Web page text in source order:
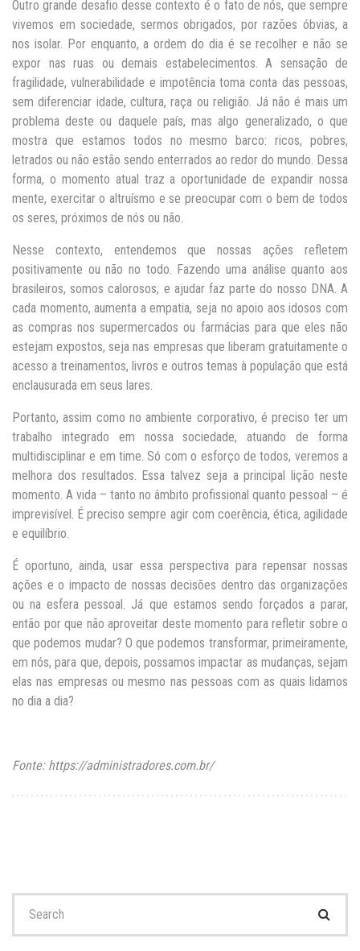
Outro grande desafio desse contexto é o fato de nós, que sempre
vivemos em sociedade, sermos obrigados, por razões óbvias, a
nos isolar. Por enquanto, a ordem do dia é se recolher e não se
expor nas ruas ou demais estabelecimentos. A sensação de
fragilidade, vulnerabilidade e impotência toma conta das pessoas,
sem diferenciar idade, cultura, raça ou religião. Já não é mais um
problema deste ou daquele país, mas algo generalizado, o que
mostra que estamos todos no mesmo barco: ricos, pobres,
letrados ou não estão sendo enterrados ao redor do mundo. Dessa
forma, o momento atual traz a oportunidade de expandir nossa
mente, exercitar o altruísmo e se preocupar com o bem de todos
os seres, próximos de nós ou não.
Nesse contexto, entendemos que nossas ações refletem
positivamente ou não no todo. Fazendo uma análise quanto aos
brasileiros, somos calorosos, e ajudar faz parte do nosso DNA. A
cada momento, aumenta a empatia, seja no apoio aos idosos com
as compras nos supermercados ou farmácias para que eles não
estejam expostos, seja nas empresas que liberam gratuitamente o
acesso a treinamentos, livros e outros temas à população que está
enclausurada em seus lares.
Portanto, assim como no ambiente corporativo, é preciso ter um
trabalho integrado em nossa sociedade, atuando de forma
multidisciplinar e em time. Só com o esforço de todos, veremos a
melhora dos resultados. Essa talvez seja a principal lição neste
momento. A vida – tanto no âmbito profissional quanto pessoal – é
imprevisível. É preciso sempre agir com coerência, ética, agilidade
e equilíbrio.
É oportuno, ainda, usar essa perspectiva para repensar nossas
ações e o impacto de nossas decisões dentro das organizações
ou na esfera pessoal. Já que estamos sendo forçados a parar,
então por que não aproveitar deste momento para refletir sobre o
que podemos mudar? O que podemos transformar, primeiramente,
em nós, para que, depois, possamos impactar as mudanças, sejam
elas nas empresas ou mesmo nas pessoas com as quais lidamos
no dia a dia?
Fonte: https://administradores.com.br/